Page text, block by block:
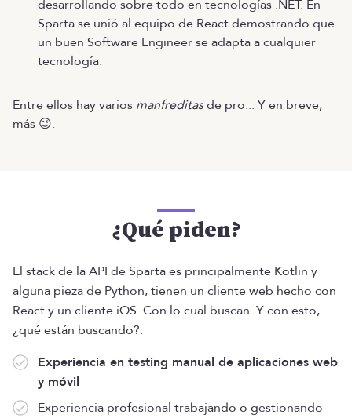
desarrollando sobre todo en tecnologías .NET. En
Sparta se unió al equipo de React demostrando que
un buen Software Engineer se adapta a cualquier
tecnología.
Entre ellos hay varios manfreditasde pro... Y en breve,
más 😉.
¿Qué piden?
El stack de la API de Sparta es principalmente Kotlin y
alguna pieza de Python, tienen un cliente web hecho con
React y un cliente iOS. Con lo cual buscan. Y con esto,
¿qué están buscando?:
Experiencia en testing manual de aplicaciones web
y móvil
Experiencia profesional trabajando o gestionando